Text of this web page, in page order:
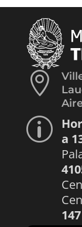

p a
147